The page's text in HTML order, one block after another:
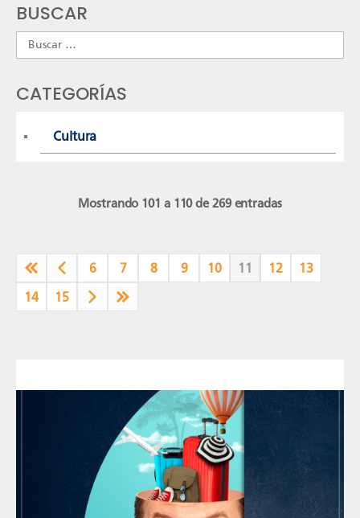
Mostrando 101 a 110 de 269 entradas
6 7 8 9 10 11 12
13
14
15
BUSCAR
Buscar:
CATEGORÍAS
Cultura